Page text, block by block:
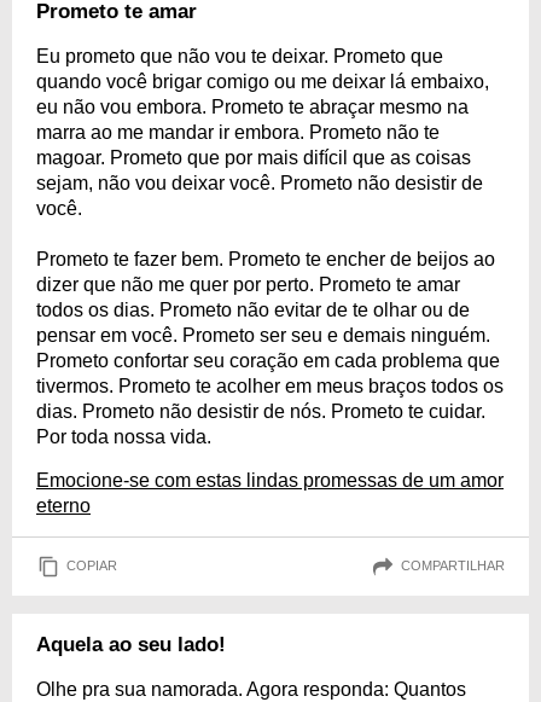
Prometo te amar
Eu prometo que não vou te deixar. Prometo que
quando você brigar comigo ou me deixar lá embaixo,
eu não vou embora. Prometo te abraçar mesmo na
marra ao me mandar ir embora. Prometo não te
magoar. Prometo que por mais difícil que as coisas
sejam, não vou deixar você. Prometo não desistir de
você.
Prometo te fazer bem. Prometo te encher de beijos ao
dizer que não me quer por perto. Prometo te amar
todos os dias. Prometo não evitar de te olhar ou de
pensar em você. Prometo ser seu e demais ninguém.
Prometo confortar seu coração em cada problema que
tivermos. Prometo te acolher em meus braços todos os
dias. Prometo não desistir de nós. Prometo te cuidar.
Por toda nossa vida.
Emocione-se com estas lindas promessas de um amor
eterno
COPIAR COMPARTILHAR
Aquela ao seu lado!
Olhe pra sua namorada. Agora responda: Quantos